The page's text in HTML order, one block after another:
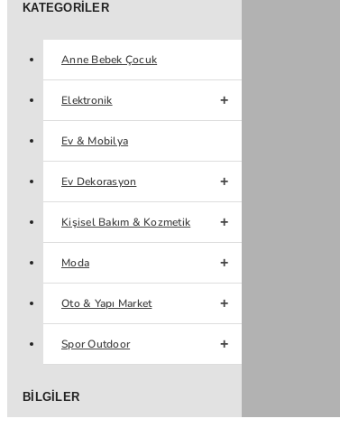
KATEGORILER
Anne Bebek Çocuk
Elektronik
Ev & Mobilya
Ev Dekorasyon
Kişisel Bakım & Kozmetik
Moda
Oto & Yapı Market
Spor Outdoor
BILGILER